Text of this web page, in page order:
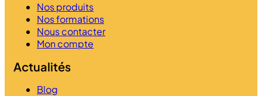
Nos produits
Nos formations
Nous contacter
Mon compte
Actualités
Blog